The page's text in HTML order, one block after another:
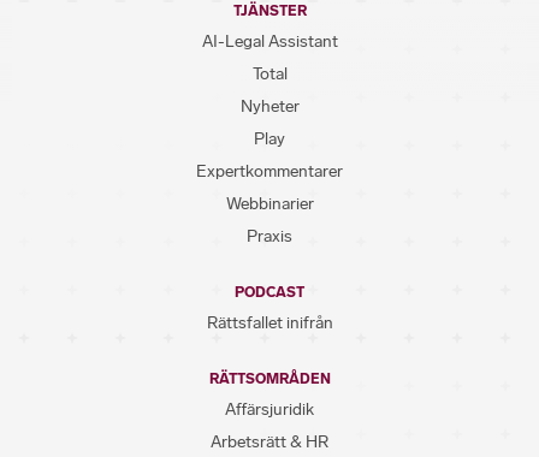
TJÄNSTER
AI-Legal Assistant
Total
Nyheter
Play
Expertkommentarer
Webbinarier
Praxis
PODCAST
Rättsfallet inifrån
RÄTTSOMRÅDEN
Affärsjuridik
Arbetsrätt & HR